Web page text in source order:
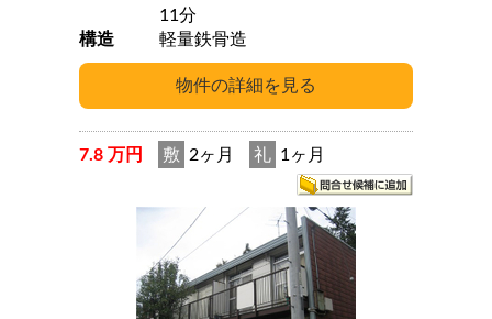
11分
構造
軽量鉄骨造
7.8 万円 敷 2ヶ月 礼 1ヶ月